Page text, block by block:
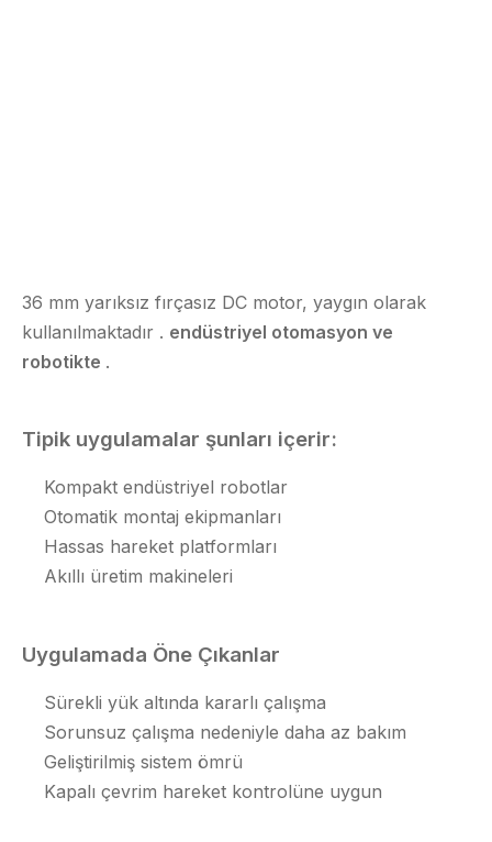
36 mm yarıksız fırçasız DC motor, yaygın olarak
kullanılmaktadır . endüstriyel otomasyon ve
robotikte .
Tipik uygulamalar şunları içerir:
Kompakt endüstriyel robotlar
Otomatik montaj ekipmanları
Hassas hareket platformları
Akıllı üretim makineleri
Uygulamada Öne Çıkanlar
Sürekli yük altında kararlı çalışma
Sorunsuz çalışma nedeniyle daha az bakım
Geliştirilmiş sistem ömrü
Kapalı çevrim hareket kontrolüne uygun